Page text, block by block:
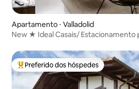
Apartamento ⋅ Valladolid
New ★ Ideal Casais/ Estacionamento
Entre os melhores preferidos dos
Preferido dos hóspedes